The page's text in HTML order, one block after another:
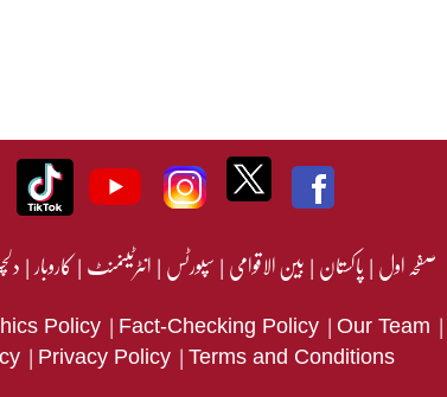
صفحہ اول|پاکستان|بین الاقوامی|سپورٹس|انٹرٹینمنٹ|کاروبار|
Policy | Fact-Checking Policy | Our Team |
| Privacy Policy | Terms and Conditions